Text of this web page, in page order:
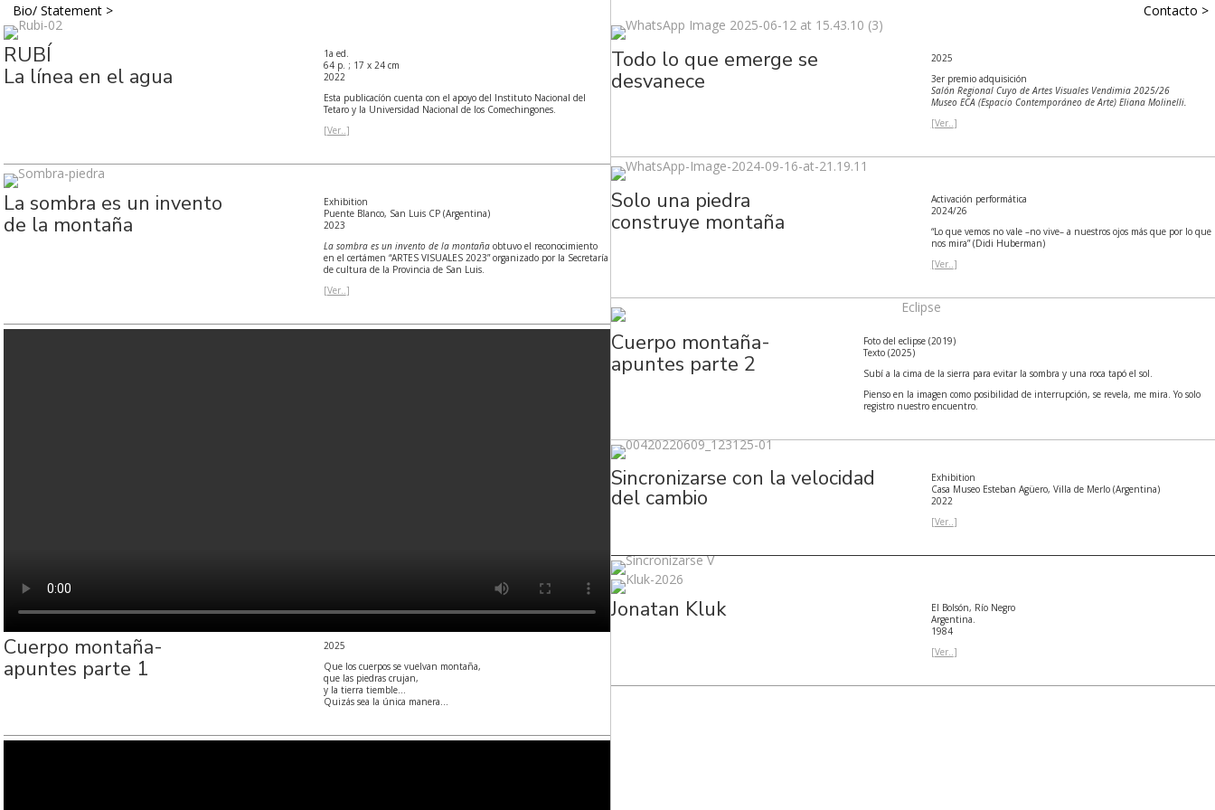
Bio/ Statement >
RUBÍ
La línea en el agua
1a ed.
64 p. ; 17 x 24 cm
2022
Esta publicacíón cuenta con el apoyo del Instituto Nacional del
Tetaro y la Universidad Nacional de los Comechingones.
[Ver..]
La sombra es un invento
de la montaña
Exhibition
Puente Blanco, San Luis CP (Argentina)
2023
La sombra es un invento de la montañaobtuvo el reconocimiento
en el certámen “ARTES VISUALES 2023” organizado por la Secretaría
de cultura de la Provincia de San Luis.
[Ver..]
Cuerpo montaña-
apuntes parte 1
2025
Que los cuerpos se vuelvan montaña,
que las piedras crujan,
y la tierra tiemble…
Quizás sea la única manera…
Contacto >
Todo lo que emerge se
desvanece
2025
3er premio adquisición
Salón Regional Cuyo de Artes Visuales Vendimia 2025/26
Museo ECA (Espacio Contemporáneo de Arte) Eliana Molinelli.
[Ver..]
Solo una piedra
construye montaña
Activación performática
2024/26
“Lo que vemos no vale –no vive– a nuestros ojos más que por lo que
nos mira” (Didi Huberman)
[Ver..]
Cuerpo montaña-
apuntes parte 2
Foto del eclipse (2019)
Texto (2025)
Subí a la cima de la sierra para evitar la sombra y una roca tapó el sol.
Pienso en la imagen como posibilidad de interrupción, se revela, me mira. Yo solo
registro nuestro encuentro.
Sincronizarse con la velocidad
del cambio
Exhibition
Casa Museo Esteban Agüero, Villa de Merlo (Argentina)
2022
[Ver..]
Jonatan Kluk
El Bolsón, Río Negro
Argentina.
1984
[Ver..]